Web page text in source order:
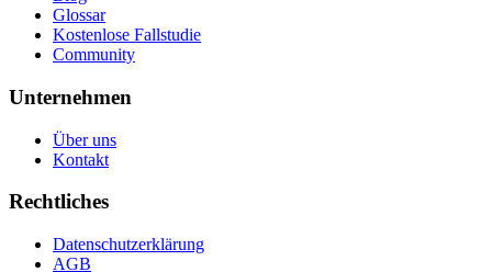
Glossar
Kostenlose Fallstudie
Community
Unternehmen
Über uns
Kontakt
Rechtliches
Datenschutzerklärung
AGB